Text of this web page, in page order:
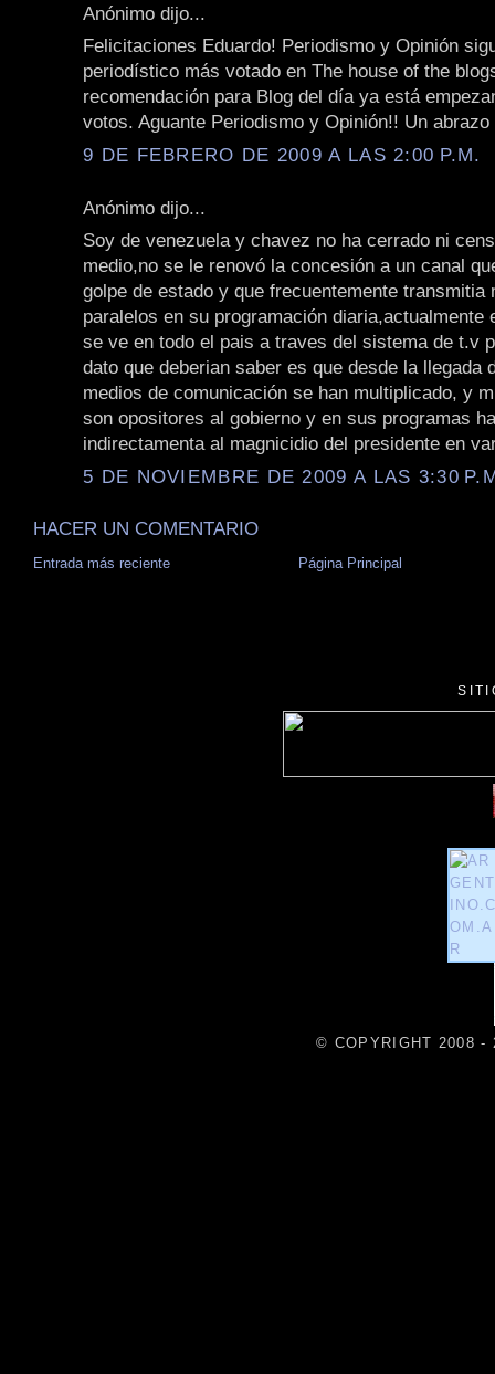
Anónimo dijo...
Felicitaciones Eduardo! Periodismo y Opinión
periodístico más votado en The house of the
recomendación para Blog del día ya está
votos. Aguante Periodismo y Opinión!! Un abrazo
9 DE FEBRERO DE 2009 A LAS 2:00 P.M.
Anónimo dijo...
Soy de venezuela y chavez no ha cerrado ni
medio,no se le renovó la concesión a un canal
golpe de estado y que frecuentemente transmitia
paralelos en su programación diaria,actualmente
se ve en todo el pais a traves del sistema de t.v
dato que deberian saber es que desde la llegada
medios de comunicación se han multiplicado, y
son opositores al gobierno y en sus programas
indirectamenta al magnicidio del presidente en
5 DE NOVIEMBRE DE 2009 A LAS 3:30
HACER UN COMENTARIO
Entrada más reciente Página Principal
© COPYRIGHT 2008